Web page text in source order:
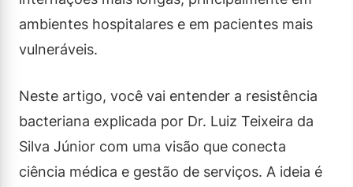
ambientes hospitalares e em pacientes mais
vulneráveis.
Neste artigo, você vai entender a resistência
bacteriana explicada por Dr. Luiz Teixeira da
Silva Júnior com uma visão que conecta
ciência médica e gestão de serviços. A ideia é